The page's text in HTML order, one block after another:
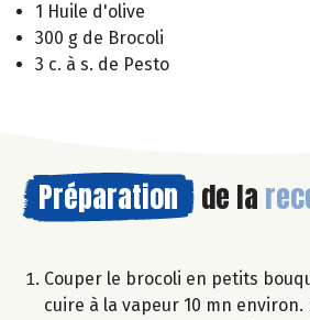
1 Huile d'olive
300 g de Brocoli
3 c. à s. de Pesto
Préparation de la
Couper le brocoli en petits
cuire à la vapeur 10 mn